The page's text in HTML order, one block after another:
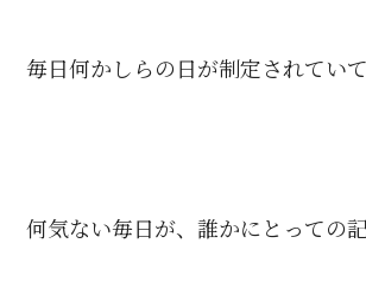
毎日何かしらの日が制定されてい
何気ない毎日が、誰かにとっての